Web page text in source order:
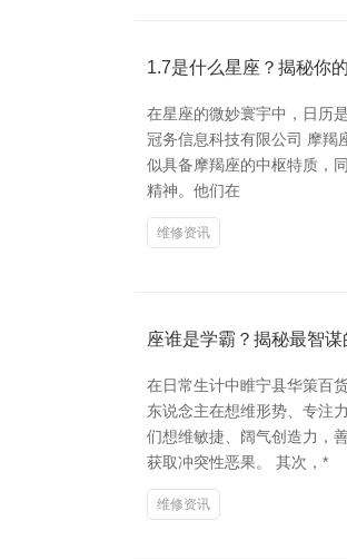
1.7是什么星座？揭秘你
在星座的微妙寰宇中，日历
冠务信息科技有限公司 摩羯
似具备摩羯座的中枢特质，
精神。他们在
维修资讯
座谁是学霸？揭秘最智谋
在日常生计中睢宁县华策百
东说念主在想维形势、专注
们想维敏捷、阔气创造力，
获取冲突性恶果。 其次，*
维修资讯